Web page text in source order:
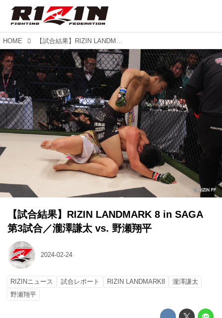
HOME 【試合結果】RIZIN LANDMARK 8 in SAGA 第3試合／瀧澤謙太 vs. 野瀬翔平
【試合結果】RIZIN LANDMARK 8 in SAGA
第3試合／瀧澤謙太 vs. 野瀬翔平
2024-02-24
RIZINニュース 試合レポート RIZIN LANDMARK8
瀧澤謙太
野瀬翔平